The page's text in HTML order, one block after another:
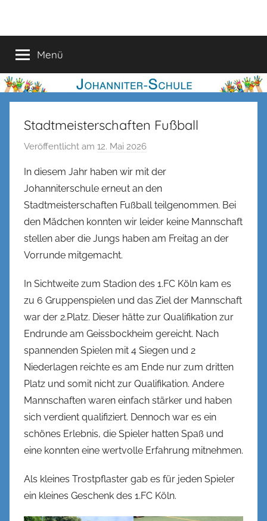
Schule
Menü
Stadtmeisterschaften Fußball
Veröffentlicht am 12. Mai 2026
n
n
e
n
k
In diesem Jahr haben wir mit der
Johanniterschule erneut an den
Stadtmeisterschaften Fußball teilgenommen. Bei
den Mädchen konnten wir leider keine Mannschaft
stellen aber die Jungs haben am Freitag an der
Vorrunde mitgemacht.
In Sichtweite zum Stadion des 1.FC Köln kam es
zu 6 Gruppenspielen und das Ziel der Mannschaft
war der 2.Platz. Dieser hätte zur Qualifikation zur
Endrunde am Geissbockheim gereicht. Nach
spannenden Spielen mit 4 Siegen und 2
Niederlagen reichte es am Ende nur zum dritten
Platz und somit nicht zur Qualifikation. Andere
Mannschaften waren einfach stärker und haben
sich verdient qualifiziert. Dennoch war es ein
schönes Erlebnis, die Spieler hatten Spaß und
eine konnten eine wertvolle Erfahrung mitnehmen.
Als kleines Trostpflaster gab es für jeden Spieler
ein kleines Geschenk des 1.FC Köln.